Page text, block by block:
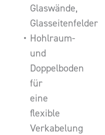
Glaswände,
Glasseitenfelder
Hohlraum-
und
Doppelboden
für
eine
flexible
Verkabelung